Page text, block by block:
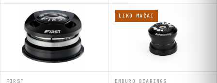
FIRST
LIKO MAŽAI
ENDURO BEARINGS